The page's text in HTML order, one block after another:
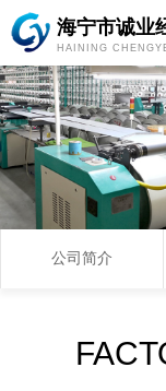
海宁市诚业
HAINING
公司简介